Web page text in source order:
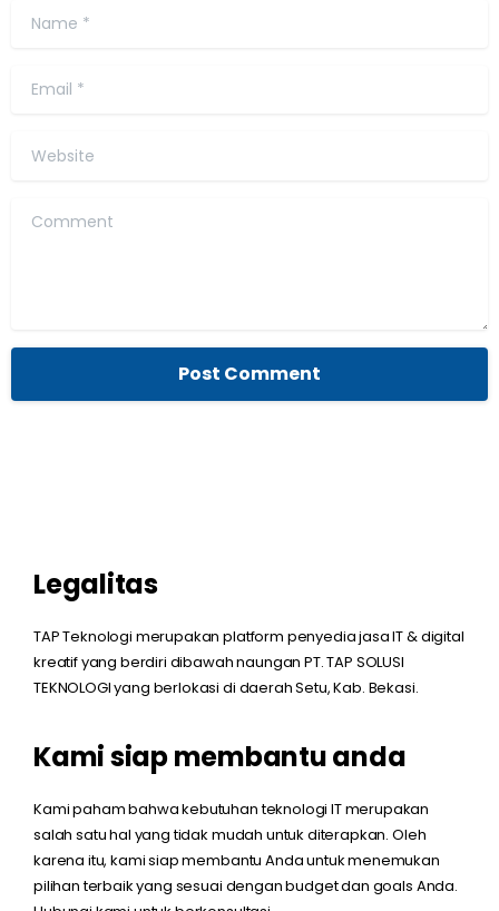
Name*
Email*
Website
Comment
Legalitas
TAP Teknologi merupakan platform penyedia jasa IT & digital
kreatif yang berdiri dibawah naungan PT. TAP SOLUSI
TEKNOLOGI yang berlokasi di daerah Setu, Kab. Bekasi.
Kami siap membantu anda
Kami paham bahwa kebutuhan teknologi IT merupakan
salah satu hal yang tidak mudah untuk diterapkan. Oleh
karena itu, kami siap membantu Anda untuk menemukan
pilihan terbaik yang sesuai dengan budget dan goals Anda.